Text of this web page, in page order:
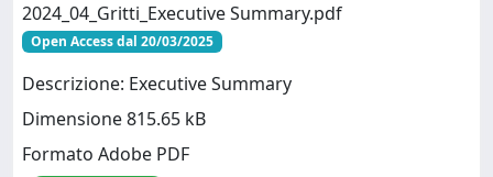
2024_04_Gritti_Executive Summary.pdf
Open Access dal 20/03/2025
Descrizione: Executive Summary
Dimensione 815.65 kB
Formato Adobe PDF